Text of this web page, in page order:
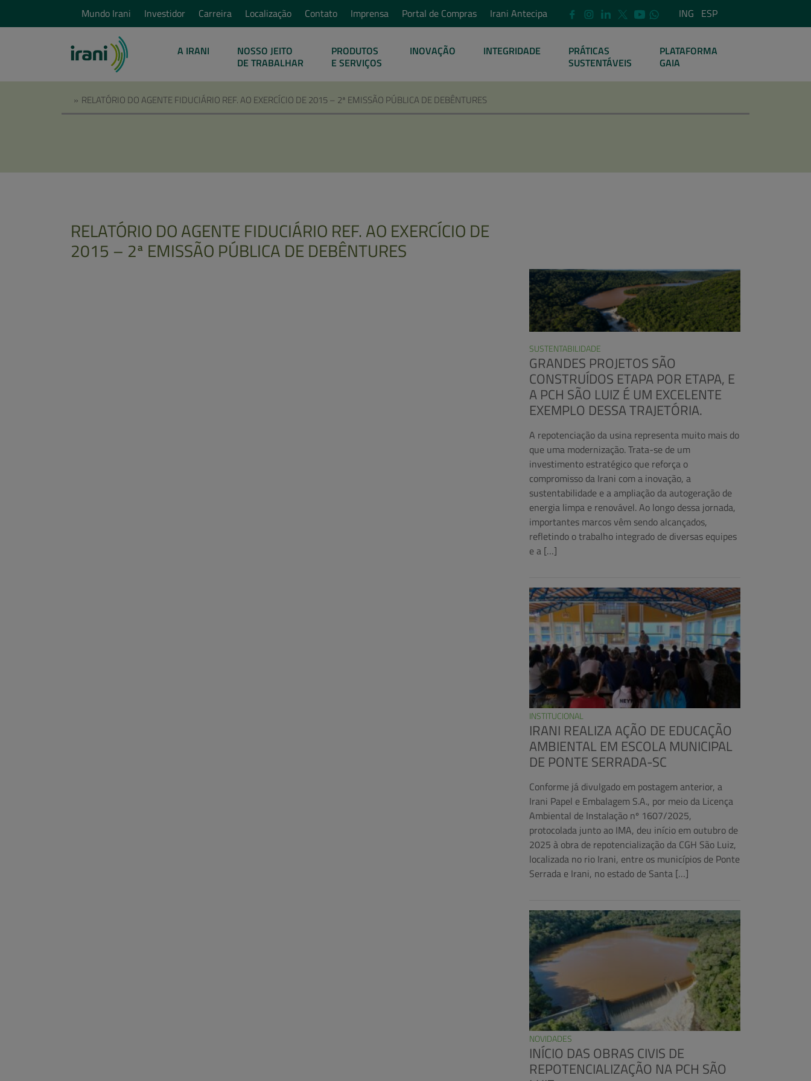
Mundo Irani Investidor Carreira Localização Contato Imprensa Portal de Compras Irani Antecipa ING ESP
A IRANI
NOSSO JEITO
DE TRABALHAR
PRODUTOS
E SERVIÇOS
INOVAÇÃO INTEGRIDADE
PRÁTICAS
SUSTENTÁVEIS
PLATAFORMA
GAIA
» RELATÓRIO DO AGENTE FIDUCIÁRIO REF. AO EXERCÍCIO DE 2015 – 2ª EMISSÃO PÚBLICA DE DEBÊNTURES
RELATÓRIO DO AGENTE FIDUCIÁRIO REF. AO EXERCÍCIO DE
2015 – 2ª EMISSÃO PÚBLICA DE DEBÊNTURES
SUSTENTABILIDADE
GRANDES PROJETOS SÃO
CONSTRUÍDOS ETAPA POR ETAPA, E
A PCH SÃO LUIZ É UM EXCELENTE
EXEMPLO DESSA TRAJETÓRIA.
A repotenciação da usina representa muito mais do
que uma modernização. Trata-se de um
investimento estratégico que reforça o
compromisso da Irani com a inovação, a
sustentabilidade e a ampliação da autogeração de
energia limpa e renovável. Ao longo dessa jornada,
importantes marcos vêm sendo alcançados,
refletindo o trabalho integrado de diversas equipes
e a […]
INSTITUCIONAL
IRANI REALIZA AÇÃO DE EDUCAÇÃO
AMBIENTAL EM ESCOLA MUNICIPAL
DE PONTE SERRADA-SC
Conforme já divulgado em postagem anterior, a
Irani Papel e Embalagem S.A., por meio da Licença
Ambiental de Instalação nº 1607/2025,
protocolada junto ao IMA, deu início em outubro de
2025 à obra de repotencialização da CGH São Luiz,
localizada no rio Irani, entre os municípios de Ponte
Serrada e Irani, no estado de Santa […]
NOVIDADES
INÍCIO DAS OBRAS CIVIS DE
REPOTENCIALIZAÇÃO NA PCH SÃO